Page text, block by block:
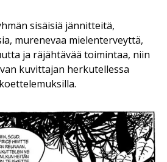
sisäisiä jännitteitä,
murenevaa mielenterveyttä,
ja räjähtävää toimintaa, niin
kuvittajan herkutellessa